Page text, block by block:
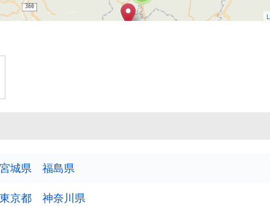
宮城県 福島県
東京都 神奈川県